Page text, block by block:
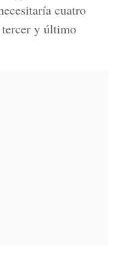
cuatro
tercer y último